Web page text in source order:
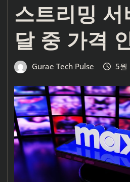
스트리밍 서
달 중 가격
Gurae Tech Pulse 5월